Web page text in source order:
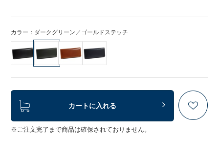
カラー：ダークグリーン／ゴールドステッチ
カートに入れる
※ご注文完了まで商品は確保されておりません。